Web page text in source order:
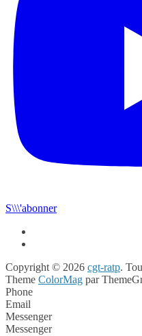
S\\\'abonner
Copyright © 2026 cgt-ratp.
Theme ColorMag par
Phone
Email
Messenger
Messenger